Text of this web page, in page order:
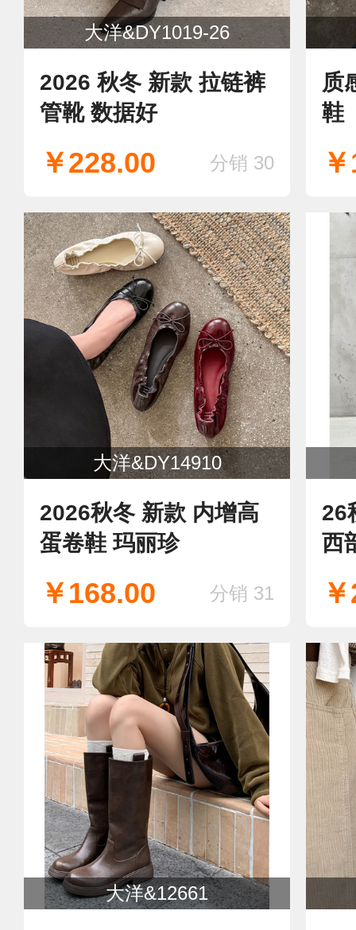
大洋&DY1019-26
2026 秋冬 新款 拉链裤
管靴 数据好
￥228.00 分销 30
质
鞋
大洋&DY14910
2026秋冬 新款 内增高
蛋卷鞋 玛丽珍
￥168.00 分销 31
26
西
大洋&12661